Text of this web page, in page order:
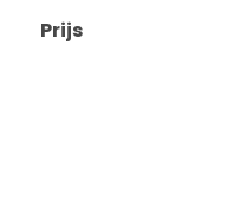
Prijs